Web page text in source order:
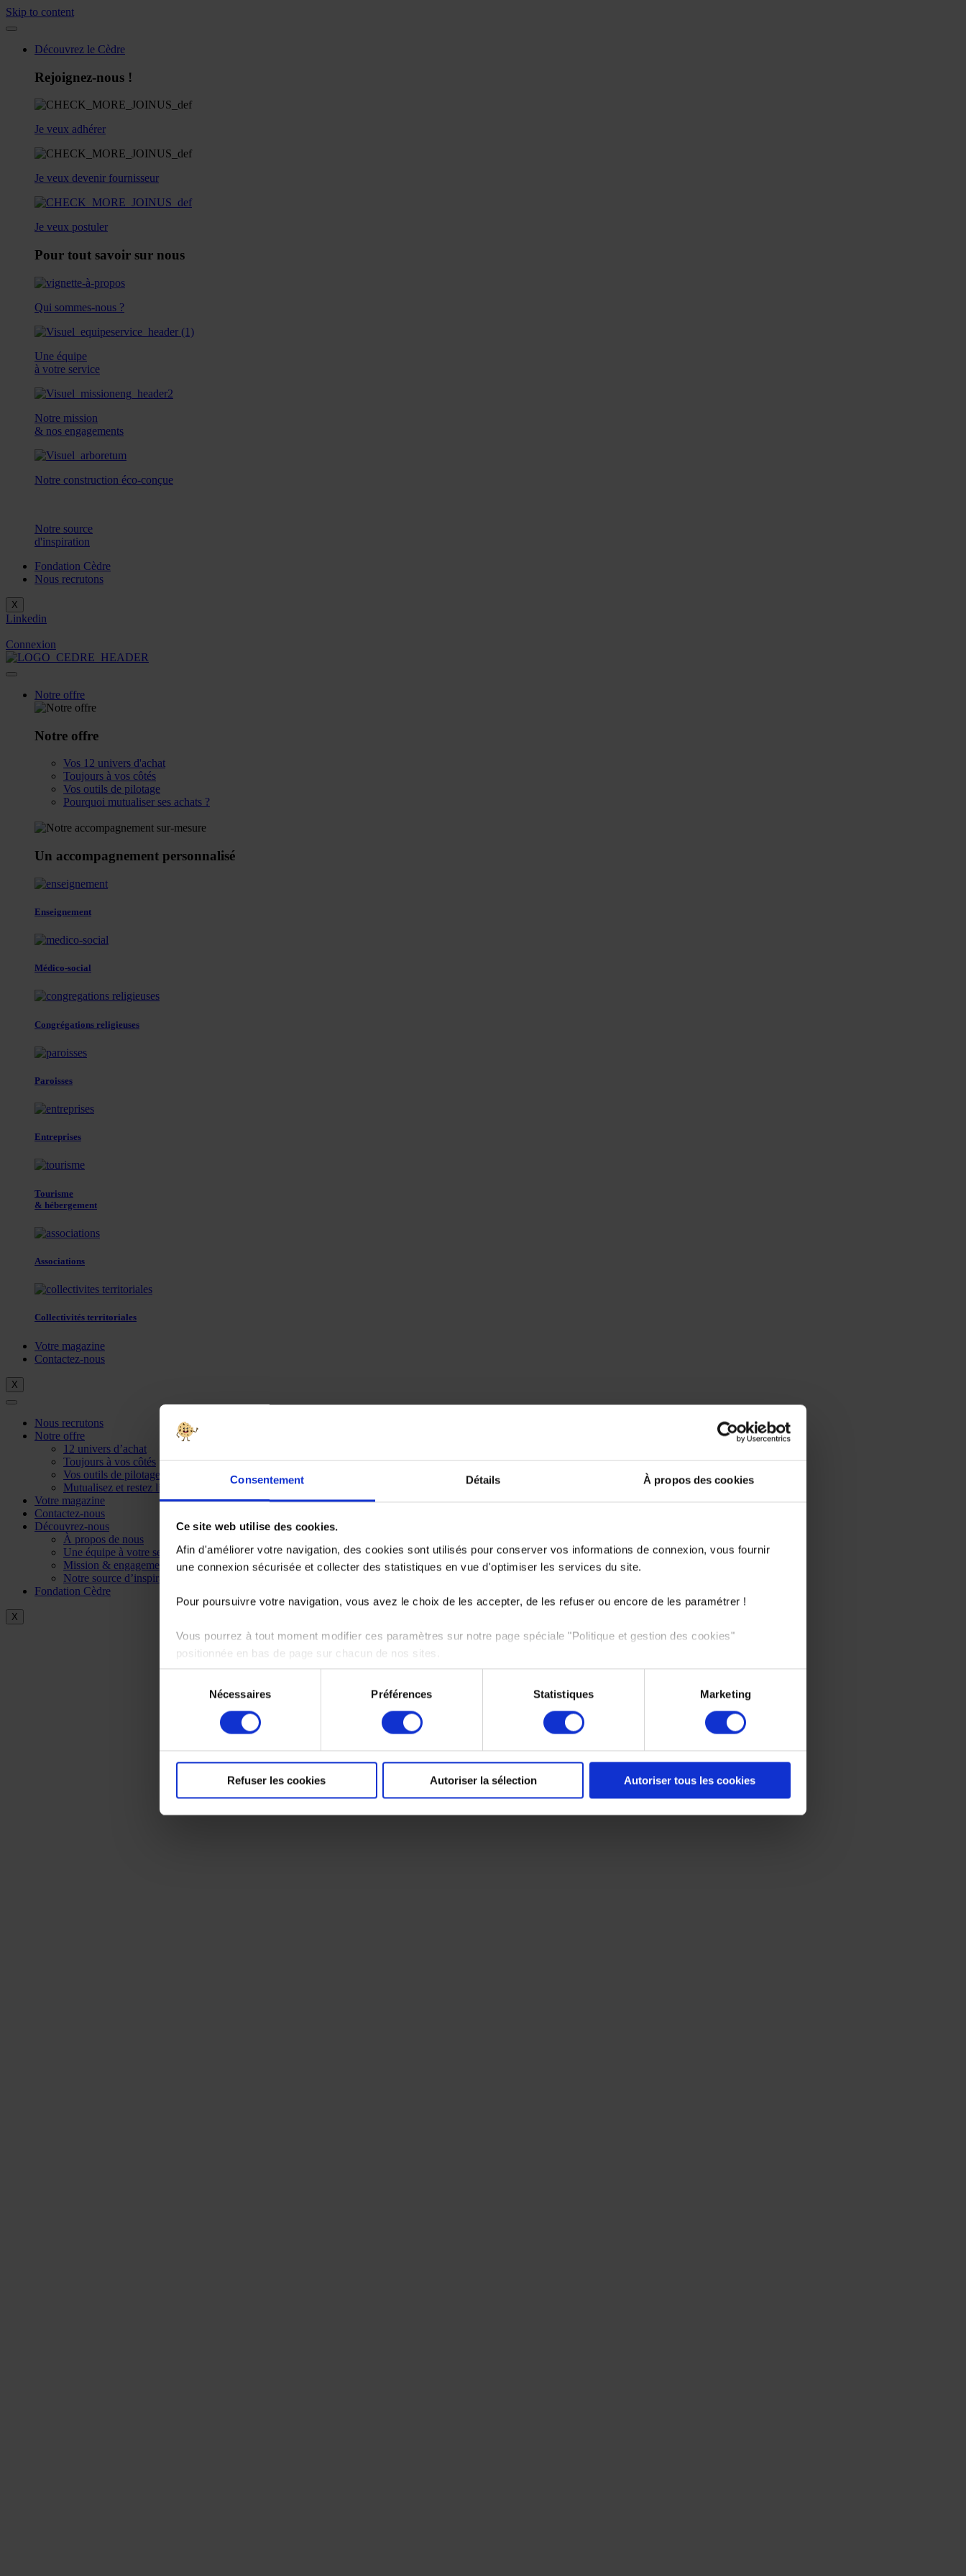
Consentement Détails À propos des cookies
Ce site web utilise des cookies.
Afin d'améliorer votre navigation, des cookies sont utilisés pour conserver vos informations de connexion, vous fournir
une connexion sécurisée et collecter des statistiques en vue d'optimiser les services du site.
Pour poursuivre votre navigation, vous avez le choix de les accepter, de les refuser ou encore de les paramétrer !
Vous pourrez à tout moment modifier ces paramètres sur notre page spéciale "Politique et gestion des cookies"
positionnée en bas de page sur chacun de nos sites.
Pour en savoir plus sur notre politique de protection des données personnelles,
consentement
Nécessaires Préférences Statistiques Marketing
Refuser les cookies Autoriser la sélection Autoriser tous les cookies
Skip to content
Découvrez le Cèdre
Rejoignez-nous !
Je veux adhérer
Je veux devenir fournisseur
Je veux postuler
Pour tout savoir sur nous
Qui sommes-nous ?
Une équipe
à votre service
Notre mission
& nos engagements
Notre construction éco-conçue
Notre source
d'inspiration
Fondation Cèdre
Nous recrutons
X
Linkedin
Connexion
Notre offre
Notre offre
Vos 12 univers d'achat
Toujours à vos côtés
Vos outils de pilotage
Pourquoi mutualiser ses achats ?
Un accompagnement personnalisé
Enseignement
Médico-social
Congrégations religieuses
Paroisses
Entreprises
Tourisme
& hébergement
Associations
Collectivités territoriales
Votre magazine
Contactez-nous
X
Nous recrutons
Notre offre
12 univers d’achat
Toujours à vos côtés
Vos outils de pilotage
Mutualisez et restez libre
Votre magazine
Contactez-nous
Découvrez-nous
À propos de nous
Une équipe à votre service
Mission & engagements
Notre source d’inspiration
Fondation Cèdre
X